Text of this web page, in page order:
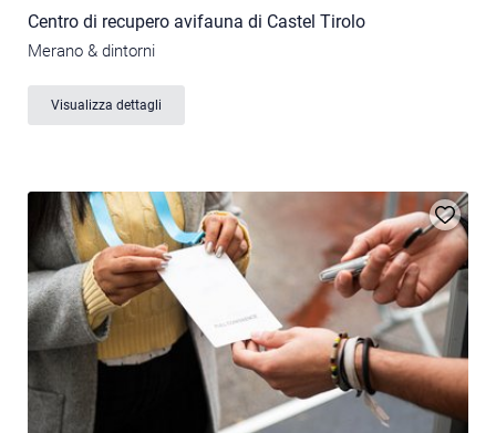
Centro di recupero avifauna di Castel Tirolo
Merano & dintorni
Visualizza dettagli